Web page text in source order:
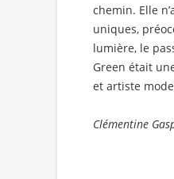
chemin. Elle
uniques,
lumière, le
Green était
et artiste
Clémentine